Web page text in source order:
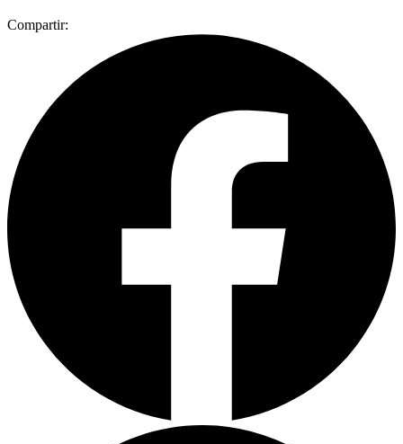
Compartir: